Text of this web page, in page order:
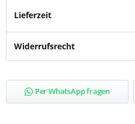
Lieferzeit
Widerrufsrecht
Per WhatsApp fragen